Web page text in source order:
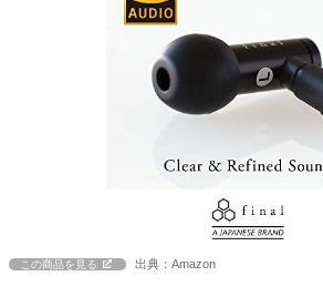
この商品を見る 出典：Amazon